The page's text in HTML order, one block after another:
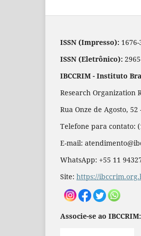
ISSN (Impresso): 1676-
ISSN (Eletrônico):
IBCCRIM - Instituto
Research Organization
Rua Onze de Agosto,
Telefone para contato:
E-mail:
WhatsApp: +55 11
Site: https://
Associe-se ao IBCCRIM: